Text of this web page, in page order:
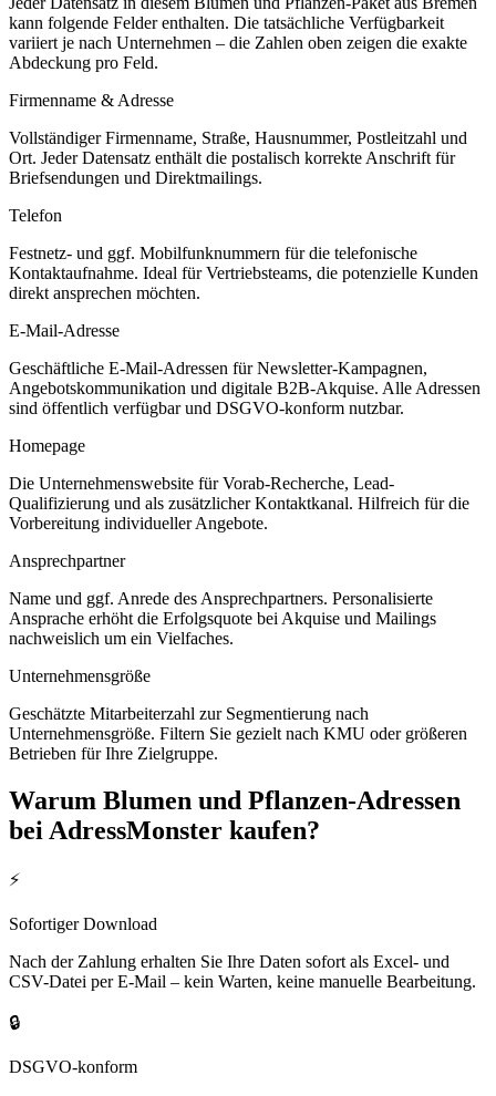
kann folgende Felder enthalten. Die tatsächliche Verfügbarkeit
variiert je nach Unternehmen – die Zahlen oben zeigen die exakte
Abdeckung pro Feld.
Firmenname & Adresse
Vollständiger Firmenname, Straße, Hausnummer, Postleitzahl und
Ort. Jeder Datensatz enthält die postalisch korrekte Anschrift für
Briefsendungen und Direktmailings.
Telefon
Festnetz- und ggf. Mobilfunknummern für die telefonische
Kontaktaufnahme. Ideal für Vertriebsteams, die potenzielle Kunden
direkt ansprechen möchten.
E-Mail-Adresse
Geschäftliche E-Mail-Adressen für Newsletter-Kampagnen,
Angebotskommunikation und digitale B2B-Akquise. Alle Adressen
sind öffentlich verfügbar und DSGVO-konform nutzbar.
Homepage
Die Unternehmenswebsite für Vorab-Recherche, Lead-
Qualifizierung und als zusätzlicher Kontaktkanal. Hilfreich für die
Vorbereitung individueller Angebote.
Ansprechpartner
Name und ggf. Anrede des Ansprechpartners. Personalisierte
Ansprache erhöht die Erfolgsquote bei Akquise und Mailings
nachweislich um ein Vielfaches.
Unternehmensgröße
Geschätzte Mitarbeiterzahl zur Segmentierung nach
Unternehmensgröße. Filtern Sie gezielt nach KMU oder größeren
Betrieben für Ihre Zielgruppe.
Warum Blumen und Pflanzen-Adressen
bei AdressMonster kaufen?
⚡
Sofortiger Download
Nach der Zahlung erhalten Sie Ihre Daten sofort als Excel- und
CSV-Datei per E-Mail – kein Warten, keine manuelle Bearbeitung.
🔒
DSGVO-konform